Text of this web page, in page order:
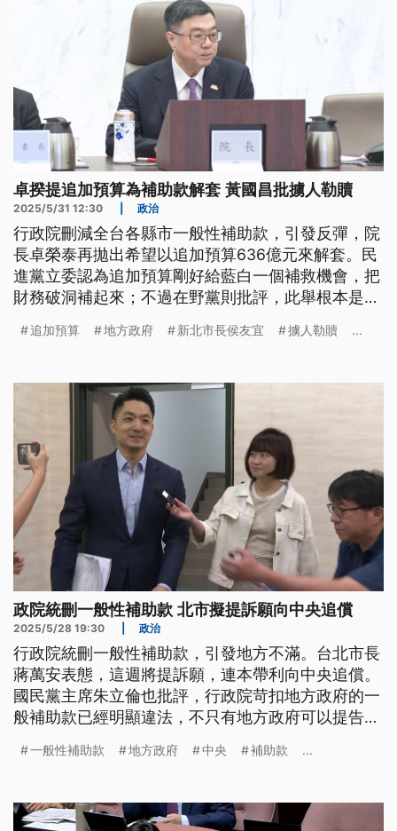
卓揆提追加預算為補助款解套 黃國昌批擄人勒贖
2025/5/31 12:30 政治
行政院刪減全台各縣市一般性補助款，引發反彈，院
長卓榮泰再拋出希望以追加預算636億元來解套。民
進黨立委認為追加預算剛好給藍白一個補救機會，把
財務破洞補起來；不過在野黨則批評，此舉根本是擄
追加預算 地方政府 新北市長侯友宜 擄人勒贖 ...
政院統刪一般性補助款 北市擬提訴願向中央追償
2025/5/28 19:30 政治
行政院統刪一般性補助款，引發地方不滿。台北市長
蔣萬安表態，這週將提訴願，連本帶利向中央追償。
國民黨主席朱立倫也批評，行政院苛扣地方政府的一
般補助款已經明顯違法，不只有地方政府可以提告，
刪補助款是立院大筆刪939億元不適當的結果，一般
一般性補助款 地方政府 中央 補助款 ...